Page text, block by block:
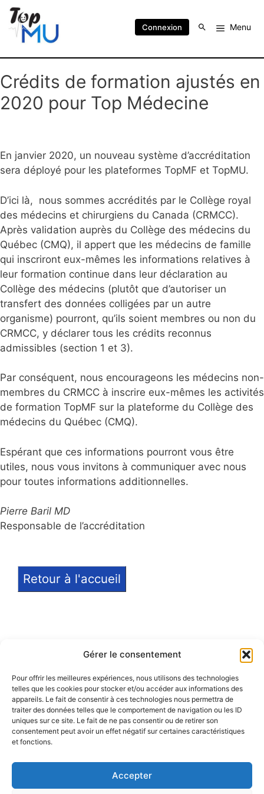
Gérer le consentement
Pour offrir les meilleures expériences, nous utilisons des technologies
telles que les cookies pour stocker et/ou accéder aux informations des
appareils. Le fait de consentir à ces technologies nous permettra de
traiter des données telles que le comportement de navigation ou les ID
uniques sur ce site. Le fait de ne pas consentir ou de retirer son
consentement peut avoir un effet négatif sur certaines caractéristiques
et fonctions.
Accepter
Connexion Menu
Crédits de formation ajustés en
2020 pour Top Médecine
En janvier 2020, un nouveau système d’accréditation
sera déployé pour les plateformes TopMF et TopMU.
D’ici là, nous sommes accrédités par le Collège royal
des médecins et chirurgiens du Canada (CRMCC).
Après validation auprès du Collège des médecins du
Québec (CMQ), il appert que les médecins de famille
qui inscriront eux-mêmes les informations relatives à
leur formation continue dans leur déclaration au
Collège des médecins (plutôt que d’autoriser un
transfert des données colligées par un autre
organisme) pourront, qu’ils soient membres ou non du
CRMCC, y déclarer tous les crédits reconnus
admissibles (section 1 et 3).
Par conséquent, nous encourageons les médecins non-
membres du CRMCC à inscrire eux-mêmes les activités
de formation TopMF sur la plateforme du Collège des
médecins du Québec (CMQ).
Espérant que ces informations pourront vous être
utiles, nous vous invitons à communiquer avec nous
pour toutes informations additionnelles.
Pierre Baril MD
Responsable de l’accréditation
Retour à l'accueil
Notice légale
Politique de confidentialité
Politique de remboursement